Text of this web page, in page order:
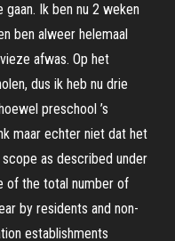
Ik ben nu 2 weken
ben alweer helemaal
afwas. Op het
dus ik heb nu drie
preschool ’s
maar echter niet dat het
as described under
of the total number of
by residents and non-
establishments